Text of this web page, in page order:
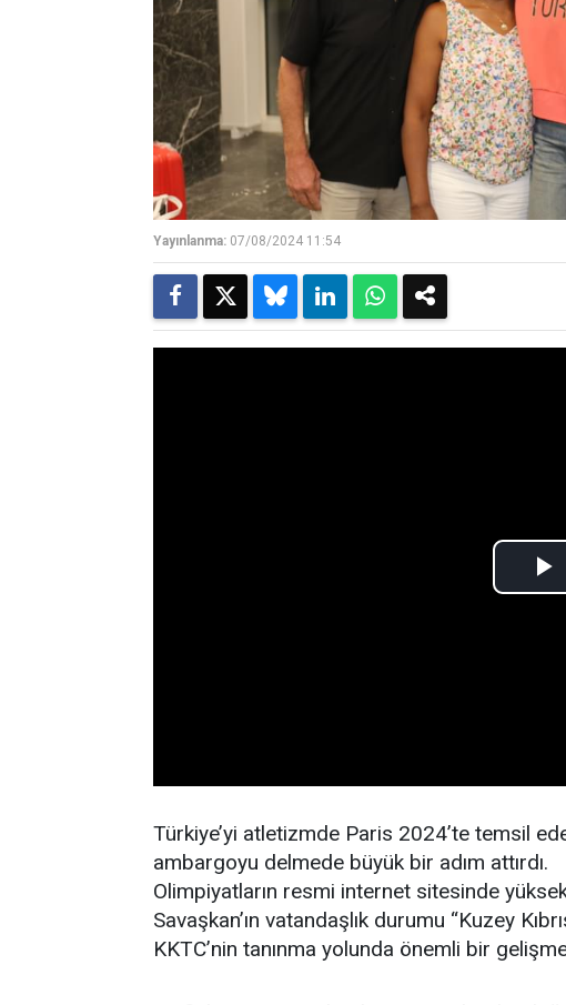
Yayınlanma: 07/08/2024 11:54
Türkiye’yi atletizmde Paris 2024’te temsil
ambargoyu delmede büyük bir adım attırdı.
Olimpiyatların resmi internet sitesinde
Savaşkan’ın vatandaşlık durumu “Kuzey
KKTC’nin tanınma yolunda önemli bir